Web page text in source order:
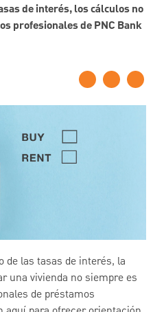
de interés, los cálculos no
profesionales de PNC Bank
de las tasas de interés, la
una vivienda no siempre es
de préstamos